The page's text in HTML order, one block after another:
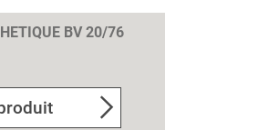
BV 20/76